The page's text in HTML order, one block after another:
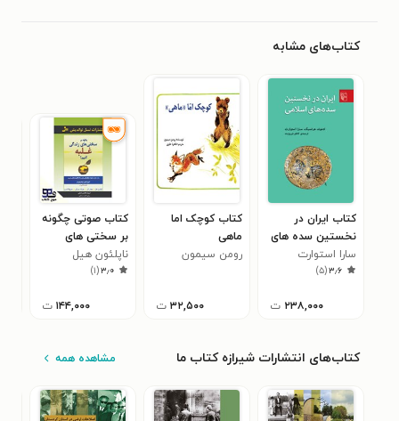
کتاب‌های مشابه
کتاب ایران در
نخستین سده های
اسلامی
سارا استوارت
۳٫۶(۵)
۲۳۸,۰۰۰ ت
کتاب کوچک اما
ماهی
رومن سیمون
۳۲,۵۰۰ ت
کتاب صوتی چگونه
بر سختی های
زندگی غلبه کنیم؟
ناپلئون هيل
۳٫۰(۱)
۱۴۴,۰۰۰ ت
کتاب‌های انتشارات شیرازه کتاب ما مشاهده همه